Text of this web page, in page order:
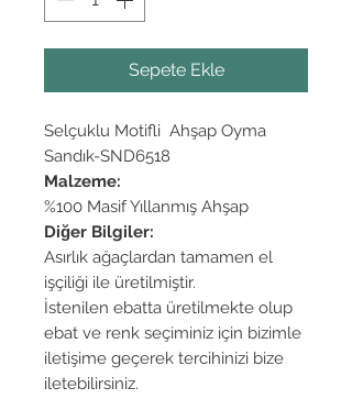
Sepete Ekle
Selçuklu Motifli Ahşap Oyma
Sandık-SND6518
Malzeme:
%100 Masif Yıllanmış Ahşap
Diğer Bilgiler:
Asırlık ağaçlardan tamamen el
işçiliği ile üretilmiştir.
İstenilen ebatta üretilmekte olup
ebat ve renk seçiminiz için bizimle
iletişime geçerek tercihinizi bize
iletebilirsiniz.